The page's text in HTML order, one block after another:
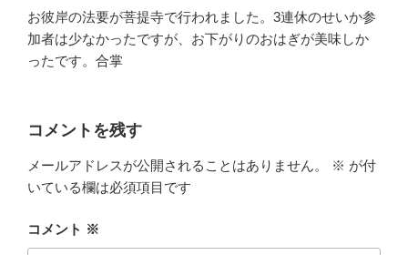
お彼岸の法要が菩提寺で行われました。3連休のせいか参
加者は少なかったですが、お下がりのおはぎが美味しか
ったです。合掌
コメントを残す
メールアドレスが公開されることはありません。 ※ が付
いている欄は必須項目です
コメント ※